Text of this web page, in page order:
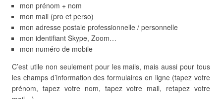
mon prénom + nom
mon mail (pro et perso)
mon adresse postale professionnelle / personnelle
mon identifiant Skype, Zoom…
mon numéro de mobile
C’est utile non seulement pour les mails, mais aussi pour tous
les champs d’information des formulaires en ligne (tapez votre
prénom, tapez votre nom, tapez votre mail, retapez votre